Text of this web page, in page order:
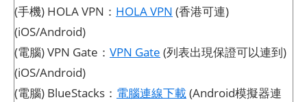
(手機) HOLA VPN： HOLA VPN (香港可連)
(iOS/Android)
(電腦) VPN Gate： VPN Gate (列表出現保證可以連到)
(iOS/Android)
(電腦) BlueStacks： 電腦連線下載(Android模擬器連